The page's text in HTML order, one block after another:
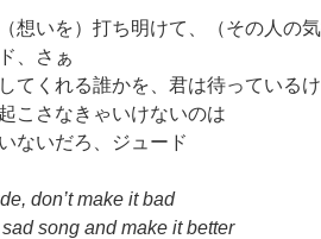
想いを）打ち明けて、（その人の
、さぁ
てくれる誰かを、君は待っている
こさなきゃいけないのは
ないだろ、ジュード
don’t make it bad
song and make it better